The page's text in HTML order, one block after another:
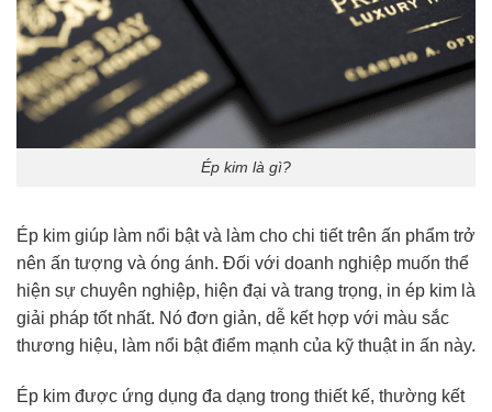
Ép kim là gì?
Ép kim giúp làm nổi bật và làm cho chi tiết trên ấn phẩm trở
nên ấn tượng và óng ánh. Đối với doanh nghiệp muốn thể
hiện sự chuyên nghiệp, hiện đại và trang trọng, in ép kim là
giải pháp tốt nhất. Nó đơn giản, dễ kết hợp với màu sắc
thương hiệu, làm nổi bật điểm mạnh của kỹ thuật in ấn này.
Ép kim được ứng dụng đa dạng trong thiết kế, thường kết